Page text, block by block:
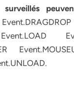
surveillés